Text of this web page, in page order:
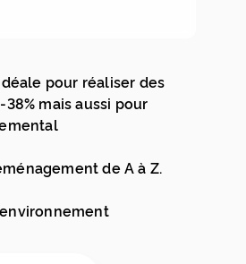
pour réaliser des
mais aussi pour
de A à Z.